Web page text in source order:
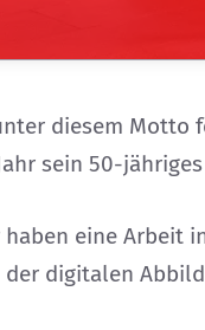
diesem
sein 50-
eine Arbeit
digitalen